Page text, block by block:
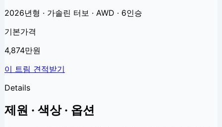
2026년형 · 가솔린 터보 · AWD · 6인승
기본가격
4,874만원
이 트림 견적받기
Details
제원 · 색상 · 옵션